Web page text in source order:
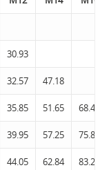
30.93
32.57 47.18
35.85 51.65 68.49
39.95 57.25 75.87
44.05 62.84 83.24